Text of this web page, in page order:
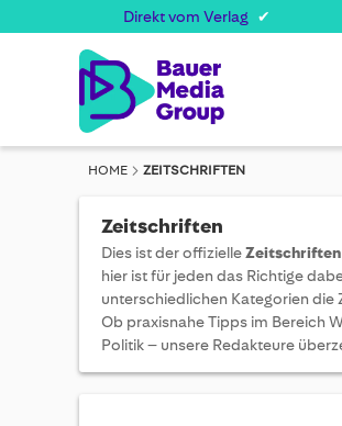
Direkt vom Verlag
HOME ZEITSCHRIFTEN
Zeitschriften
Dies ist der offizielle
hier ist für jeden das Richtige
unterschiedlichen Kategorien die
Ob praxisnahe Tipps im Bereich
Politik – unsere Redakteure